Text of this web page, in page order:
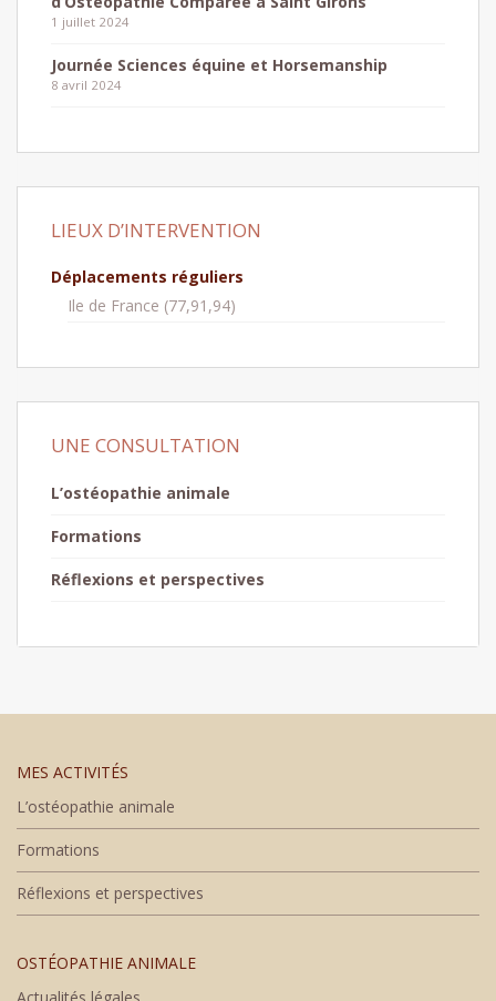
1 juillet 2024
Journée Sciences équine et Horsemanship
8 avril 2024
LIEUX D’INTERVENTION
Déplacements réguliers
Ile de France (77,91,94)
UNE CONSULTATION
L’ostéopathie animale
Formations
Réflexions et perspectives
MES ACTIVITÉS
L’ostéopathie animale
Formations
Réflexions et perspectives
OSTÉOPATHIE ANIMALE